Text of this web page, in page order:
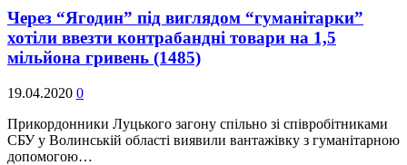
Через “Ягодин” під виглядом “гуманітарки”
хотіли ввезти контрабандні товари на 1,5
мільйона гривень (1485)
19.04.2020 0
Прикордонники Луцького загону спільно зі співробітниками
СБУ у Волинській області виявили вантажівку з гуманітарною
допомогою…